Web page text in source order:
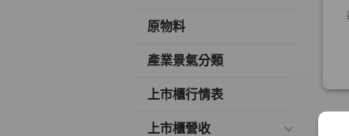
原物料
產業景氣分類
上市櫃行情表
上市櫃營收